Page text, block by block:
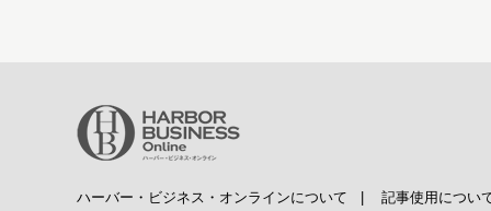
ハーバー・ビジネス・オンラインについて 記事使用につい